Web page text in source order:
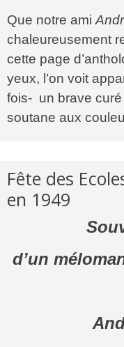
Que notre ami
chaleureusement
cette page
yeux, l’on voit
fois- un brave curé
soutane aux
Fête des
en 1949
d’un